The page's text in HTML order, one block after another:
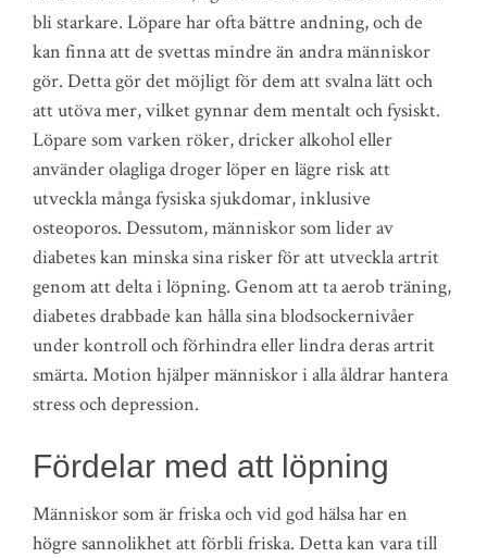
bli starkare. Löpare har ofta bättre andning, och de
kan finna att de svettas mindre än andra människor
gör. Detta gör det möjligt för dem att svalna lätt och
att utöva mer, vilket gynnar dem mentalt och fysiskt.
Löpare som varken röker, dricker alkohol eller
använder olagliga droger löper en lägre risk att
utveckla många fysiska sjukdomar, inklusive
osteoporos. Dessutom, människor som lider av
diabetes kan minska sina risker för att utveckla artrit
genom att delta i löpning. Genom att ta aerob träning,
diabetes drabbade kan hålla sina blodsockernivåer
under kontroll och förhindra eller lindra deras artrit
smärta. Motion hjälper människor i alla åldrar hantera
stress och depression.
Fördelar med att löpning
Människor som är friska och vid god hälsa har en
högre sannolikhet att förbli friska. Detta kan vara till